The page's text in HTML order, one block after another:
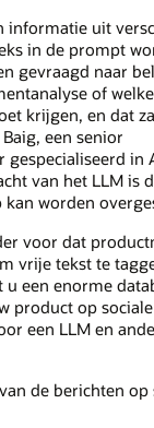
informatie uit
in de prompt
gevraagd naar
of
krijgen, en dat
een senior
gespecialiseerd in
van het LLM is
worden
voor dat
vrije tekst te
een enorme
product op
een LLM en
de berichten op